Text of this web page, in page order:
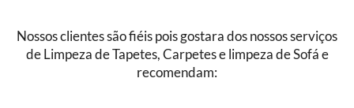
Nossos clientes são fiéis pois gostara dos nossos serviços
de Limpeza de Tapetes, Carpetes e limpeza de Sofá e
recomendam: